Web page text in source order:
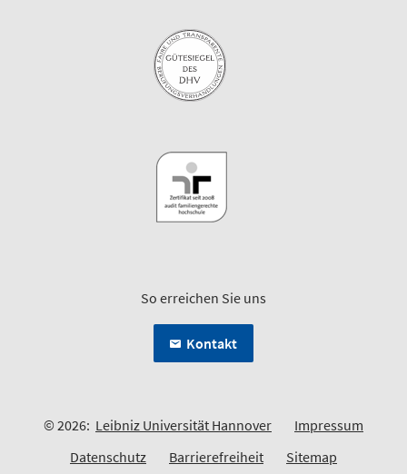
So erreichen Sie uns
Kontakt
© 2026: Leibniz Universität Hannover
Impressum
Datenschutz
Barrierefreiheit Sitemap